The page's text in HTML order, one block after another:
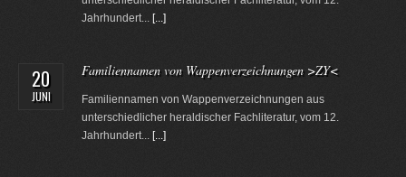
Jahrhundert... [...]
20
JUNI
Familiennamen von Wappenverzeichnungen >ZY<
Familiennamen von Wappenverzeichnungen aus
unterschiedlicher heraldischer Fachliteratur, vom 12.
Jahrhundert... [...]